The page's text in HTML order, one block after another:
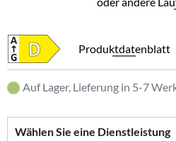
Produktdatenblatt
Auf Lager, Lieferung in 5-7
Wählen Sie eine Dienstleistung